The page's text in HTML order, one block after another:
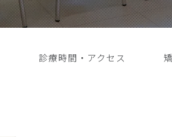
診療時間・アクセス